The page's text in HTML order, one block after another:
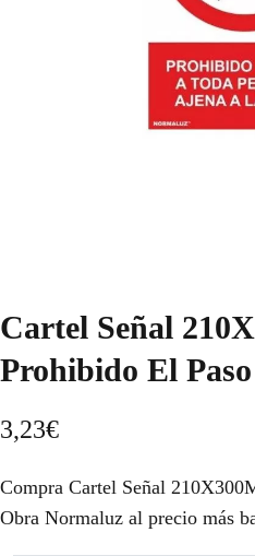
Cartel Señal
Prohibido El
3,23€
Compra Cartel Señal
Obra Normaluz al precio más